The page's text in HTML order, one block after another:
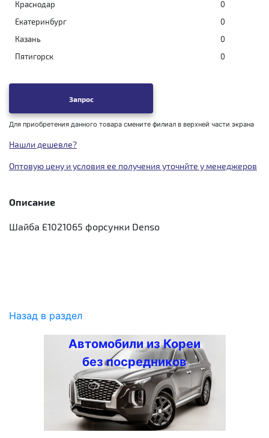
Краснодар
0
Екатеринбург
0
Казань
0
Пятигорск
0
Запрос
Для приобретения данного товара смените филиал в верхней части экрана
Нашли дешевле?
Оптовую цену и условия ее получения уточнйте у менеджеров
Описание
Шайба E1021065 форсунки Denso
Назад в раздел
Автомобили из Кореи
без посредников